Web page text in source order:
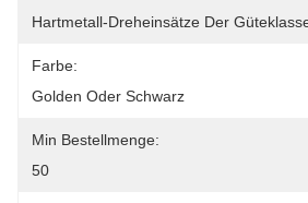
Hartmetall-Dreheinsätze Der
Farbe:
Golden Oder Schwarz
Min Bestellmenge:
50